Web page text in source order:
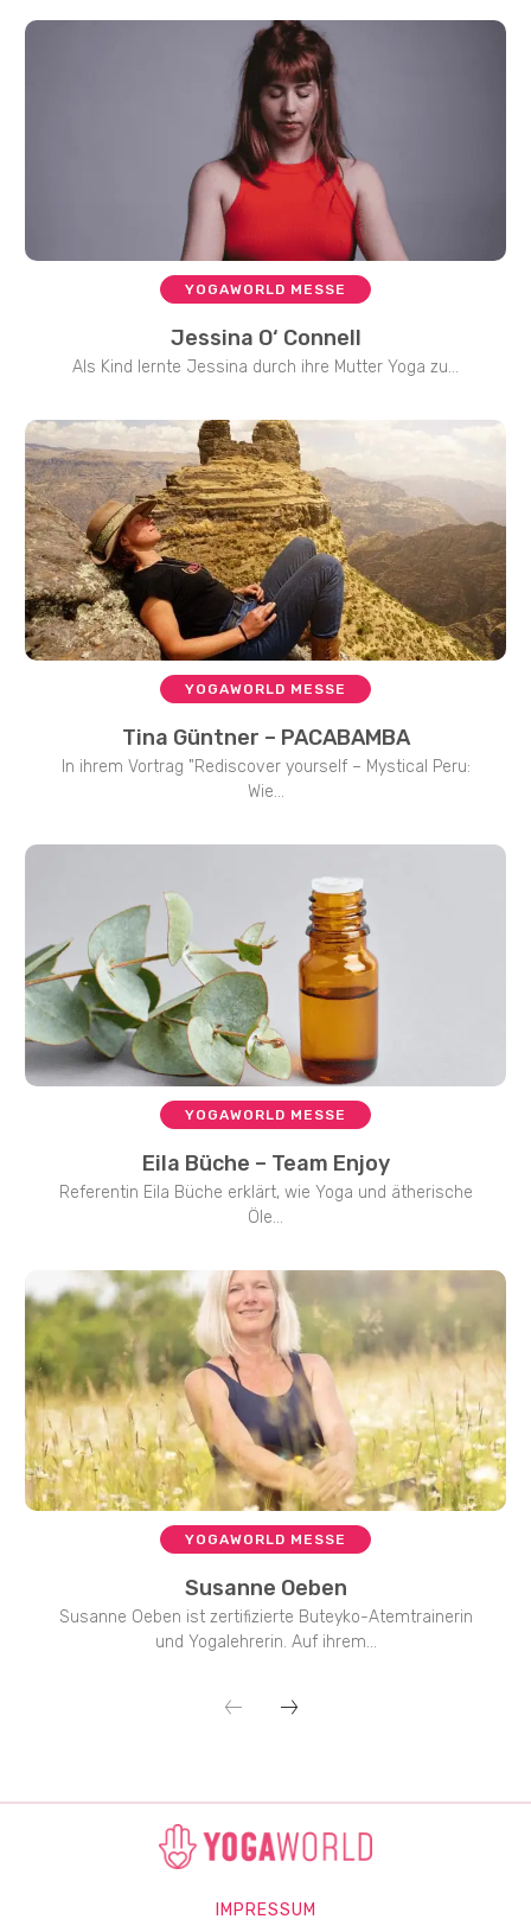
YOGAWORLD MESSE
Jessina O‘ Connell
Als Kind lernte Jessina durch ihre Mutter Yoga zu...
YOGAWORLD MESSE
Tina Güntner – PACABAMBA
In ihrem Vortrag "Rediscover yourself – Mystical Peru:
Wie...
YOGAWORLD MESSE
Eila Büche – Team Enjoy
Referentin Eila Büche erklärt, wie Yoga und ätherische
Öle...
YOGAWORLD MESSE
Susanne Oeben
Susanne Oeben ist zertifizierte Buteyko-Atemtrainerin
und Yogalehrerin. Auf ihrem...
IMPRESSUM